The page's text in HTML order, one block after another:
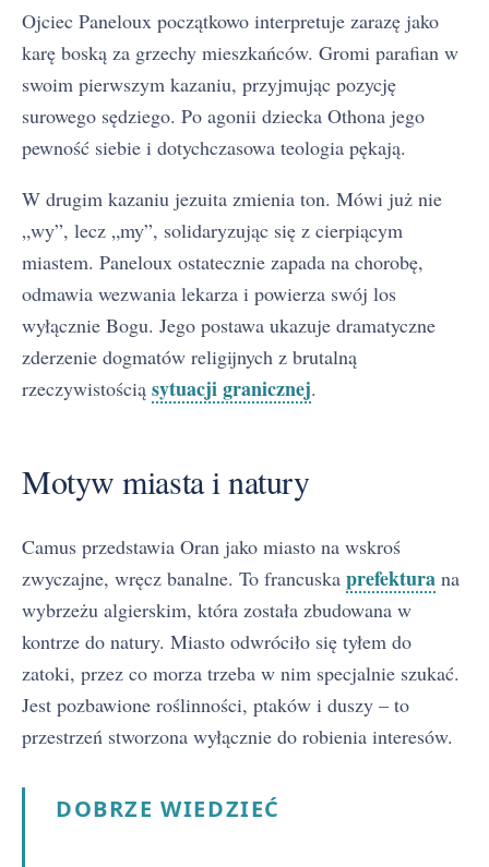
Ojciec Paneloux początkowo interpretuje zarazę jako
karę boską za grzechy mieszkańców. Gromi parafian w
swoim pierwszym kazaniu, przyjmując pozycję
surowego sędziego. Po agonii dziecka Othona jego
pewność siebie i dotychczasowa teologia pękają.
W drugim kazaniu jezuita zmienia ton. Mówi już nie
„wy”, lecz „my”, solidaryzując się z cierpiącym
miastem. Paneloux ostatecznie zapada na chorobę,
odmawia wezwania lekarza i powierza swój los
wyłącznie Bogu. Jego postawa ukazuje dramatyczne
zderzenie dogmatów religijnych z brutalną
rzeczywistością sytuacji granicznej.
Motyw miasta i natury
Camus przedstawia Oran jako miasto na wskroś
zwyczajne, wręcz banalne. To francuska prefektura na
wybrzeżu algierskim, która została zbudowana w
kontrze do natury. Miasto odwróciło się tyłem do
zatoki, przez co morza trzeba w nim specjalnie szukać.
Jest pozbawione roślinności, ptaków i duszy – to
przestrzeń stworzona wyłącznie do robienia interesów.
DOBRZE WIEDZIEĆ